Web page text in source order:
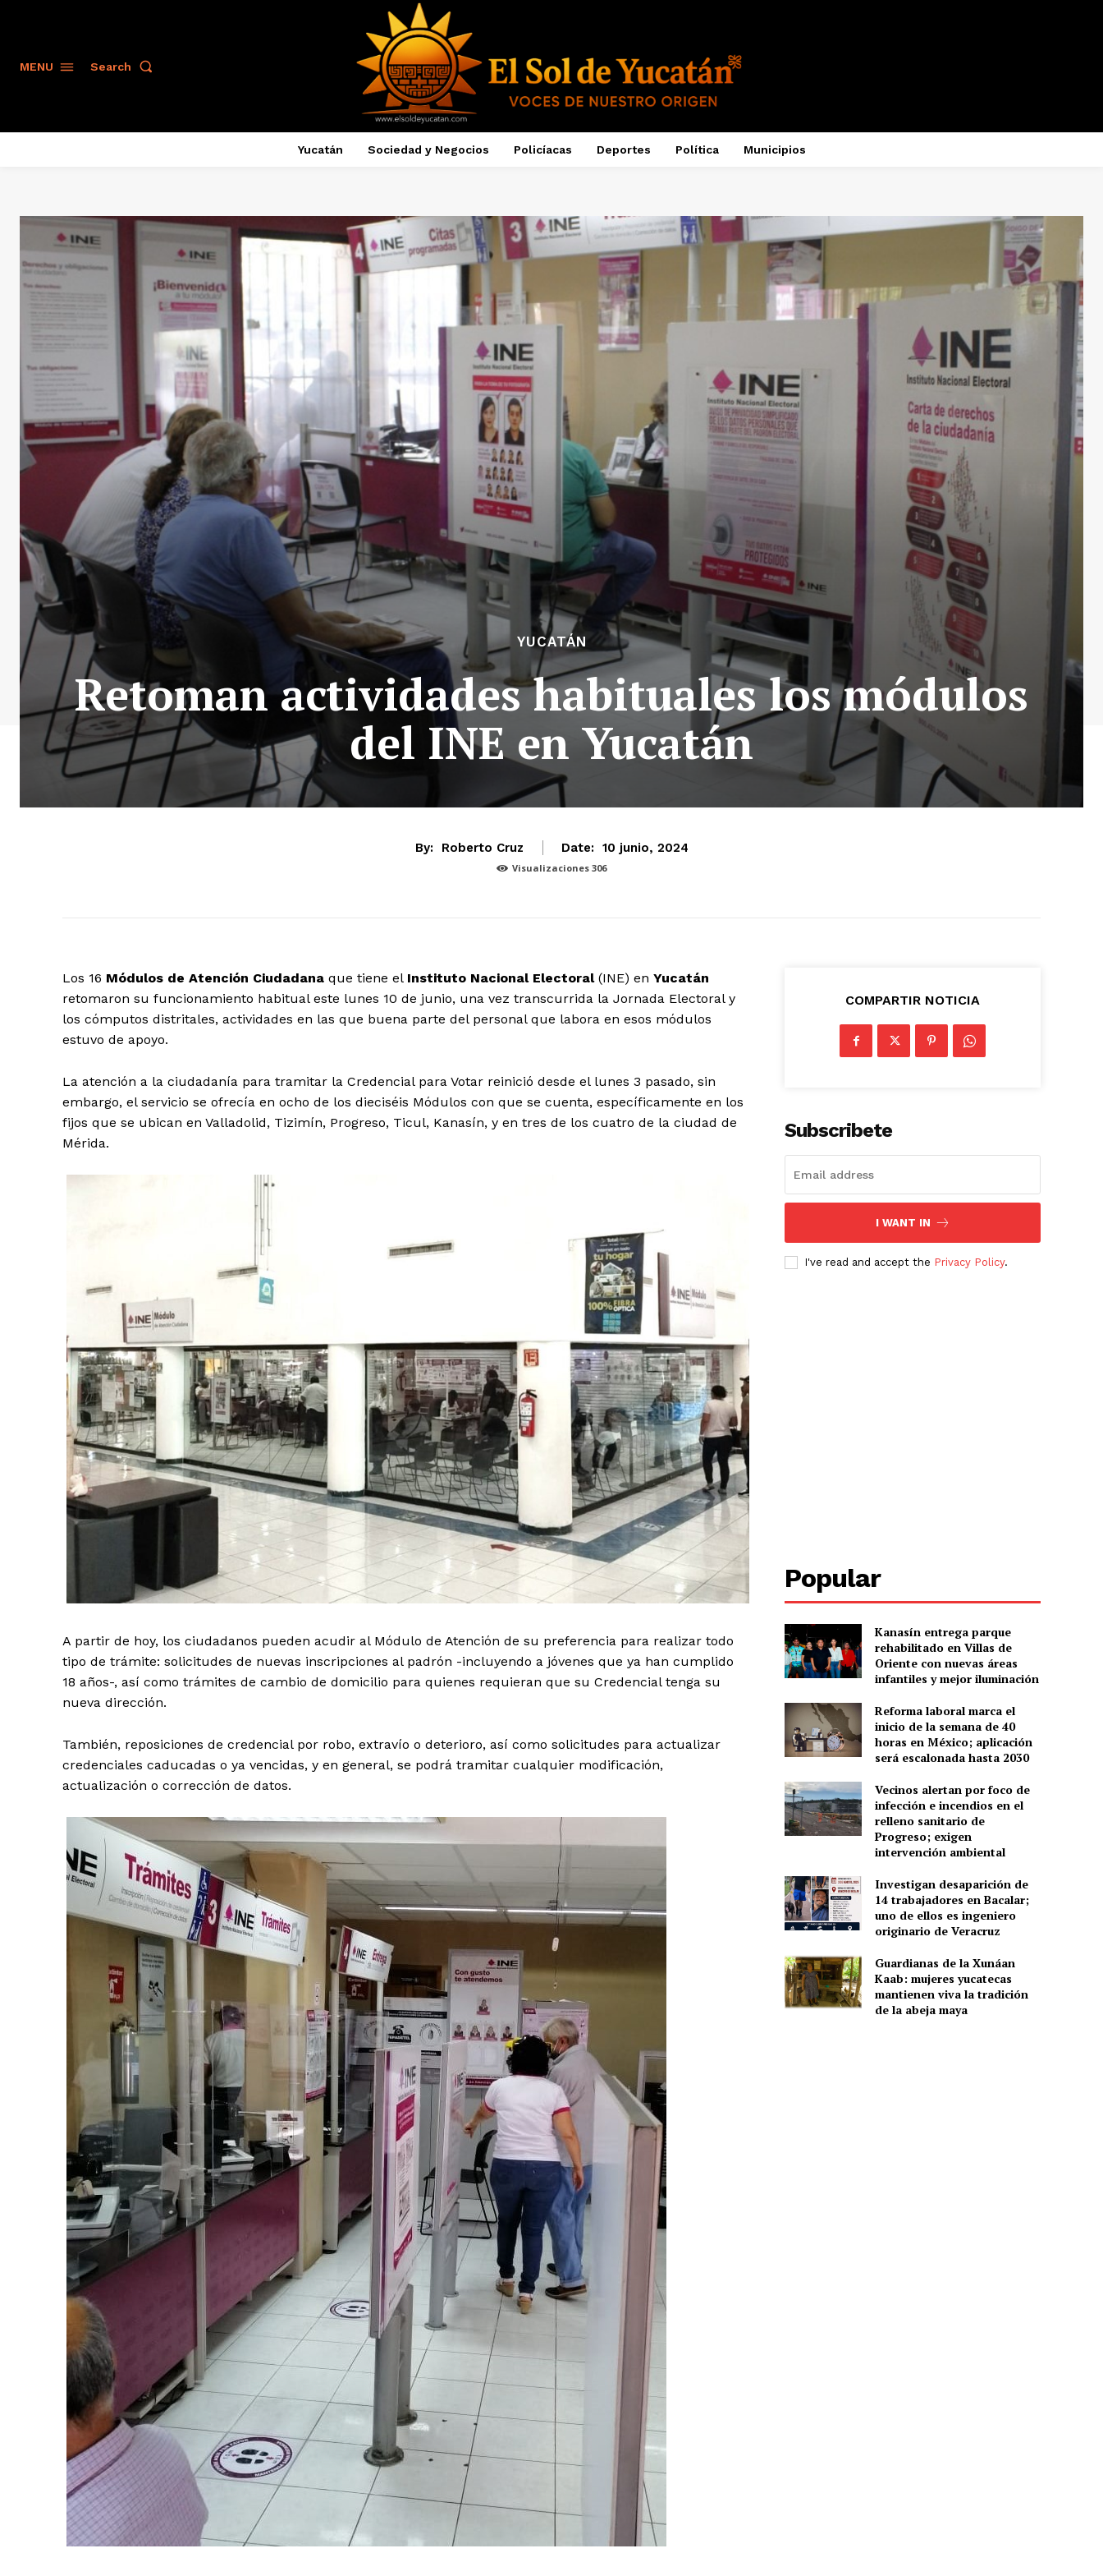
Yucatán
SUBSCRIBE NOW
Menú
Sociedad y Negocios
Policíacas
Deportes
Política
Municipios
MENU Search
Yucatán Sociedad y Negocios Policíacas Deportes Política Municipios
YUCATÁN
Retoman actividades habituales los módulos
del INE en Yucatán
By: Roberto Cruz Date: 10 junio, 2024
Visualizaciones 306
Los 16 Módulos de Atención Ciudadana que tiene el Instituto Nacional Electoral(INE) en Yucatán
retomaron su funcionamiento habitual este lunes 10 de junio, una vez transcurrida la Jornada Electoral y
los cómputos distritales, actividades en las que buena parte del personal que labora en esos módulos
estuvo de apoyo.
La atención a la ciudadanía para tramitar la Credencial para Votar reinició desde el lunes 3 pasado, sin
embargo, el servicio se ofrecía en ocho de los dieciséis Módulos con que se cuenta, específicamente en los
fijos que se ubican en Valladolid, Tizimín, Progreso, Ticul, Kanasín, y en tres de los cuatro de la ciudad de
Mérida.
A partir de hoy, los ciudadanos pueden acudir al Módulo de Atención de su preferencia para realizar todo
tipo de trámite: solicitudes de nuevas inscripciones al padrón -incluyendo a jóvenes que ya han cumplido
18 años-, así como trámites de cambio de domicilio para quienes requieran que su Credencial tenga su
nueva dirección.
También, reposiciones de credencial por robo, extravío o deterioro, así como solicitudes para actualizar
credenciales caducadas o ya vencidas, y en general, se podrá tramitar cualquier modificación,
actualización o corrección de datos.
COMPARTIR NOTICIA
Subscribete
I WANT IN
I've read and accept the Privacy Policy.
Popular
Kanasín entrega parque
rehabilitado en Villas de
Oriente con nuevas áreas
infantiles y mejor iluminación
Reforma laboral marca el
inicio de la semana de 40
horas en México; aplicación
será escalonada hasta 2030
Vecinos alertan por foco de
infección e incendios en el
relleno sanitario de
Progreso; exigen
intervención ambiental
Investigan desaparición de
14 trabajadores en Bacalar;
uno de ellos es ingeniero
originario de Veracruz
Guardianas de la Xunáan
Kaab: mujeres yucatecas
mantienen viva la tradición
de la abeja maya